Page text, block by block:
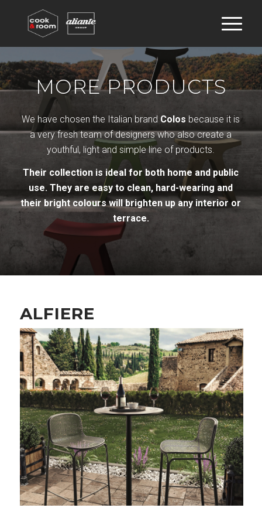
MORE PRODUCTS
We have chosen the Italian brandColos because it is
a very fresh team of designers who also create a
youthful, light and simple line of products.
Their collection is ideal for both home and public
use. They are easy to clean, hard-wearing and
their bright colours will brighten up any interior or
terrace.
ALFIERE